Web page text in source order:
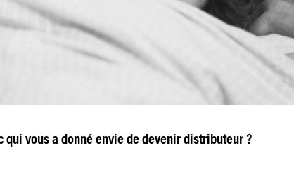
qui vous a donné envie de devenir distributeur ?